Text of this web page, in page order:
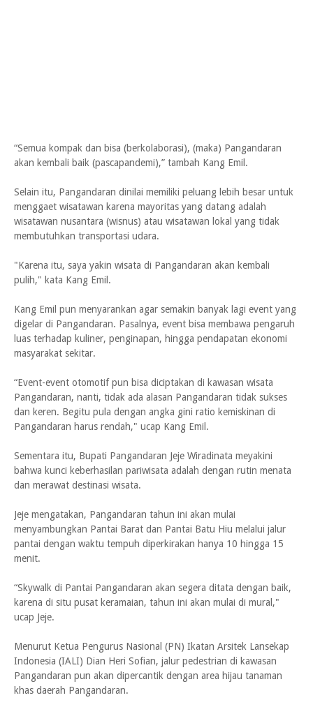
“Semua kompak dan bisa (berkolaborasi), (maka) Pangandaran
akan kembali baik (pascapandemi),” tambah Kang Emil.
Selain itu, Pangandaran dinilai memiliki peluang lebih besar untuk
menggaet wisatawan karena mayoritas yang datang adalah
wisatawan nusantara (wisnus) atau wisatawan lokal yang tidak
membutuhkan transportasi udara.
"Karena itu, saya yakin wisata di Pangandaran akan kembali
pulih," kata Kang Emil.
Kang Emil pun menyarankan agar semakin banyak lagi event yang
digelar di Pangandaran. Pasalnya, event bisa membawa pengaruh
luas terhadap kuliner, penginapan, hingga pendapatan ekonomi
masyarakat sekitar.
“Event-event otomotif pun bisa diciptakan di kawasan wisata
Pangandaran, nanti, tidak ada alasan Pangandaran tidak sukses
dan keren. Begitu pula dengan angka gini ratio kemiskinan di
Pangandaran harus rendah," ucap Kang Emil.
Sementara itu, Bupati Pangandaran Jeje Wiradinata meyakini
bahwa kunci keberhasilan pariwisata adalah dengan rutin menata
dan merawat destinasi wisata.
Jeje mengatakan, Pangandaran tahun ini akan mulai
menyambungkan Pantai Barat dan Pantai Batu Hiu melalui jalur
pantai dengan waktu tempuh diperkirakan hanya 10 hingga 15
menit.
“Skywalk di Pantai Pangandaran akan segera ditata dengan baik,
karena di situ pusat keramaian, tahun ini akan mulai di mural,"
ucap Jeje.
Menurut Ketua Pengurus Nasional (PN) Ikatan Arsitek Lansekap
Indonesia (IALI) Dian Heri Sofian, jalur pedestrian di kawasan
Pangandaran pun akan dipercantik dengan area hijau tanaman
khas daerah Pangandaran.